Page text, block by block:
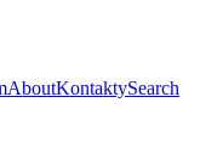
AboutKontaktySearch